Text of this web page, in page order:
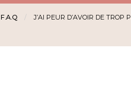
F.A.Q J’AI PEUR D’AVOIR DE